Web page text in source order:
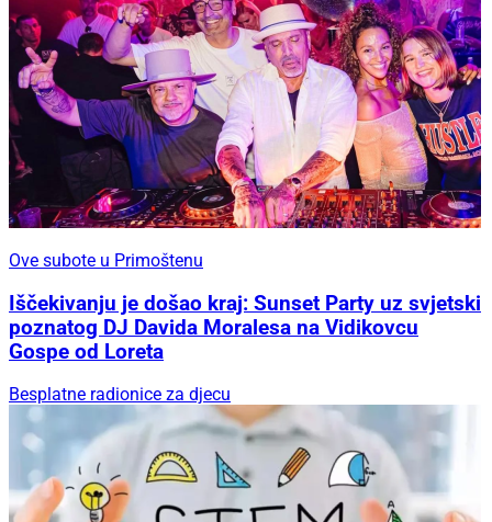
Ove subote u Primoštenu
Iščekivanju je došao kraj: Sunset Party uz svjetski
poznatog DJ Davida Moralesa na Vidikovcu
Gospe od Loreta
Besplatne radionice za djecu